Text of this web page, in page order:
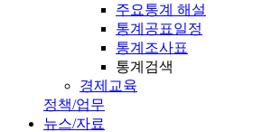
주요통계 해설
통계공표일정
통계조사표
통계검색
경제교육
정책/업무
뉴스/자료